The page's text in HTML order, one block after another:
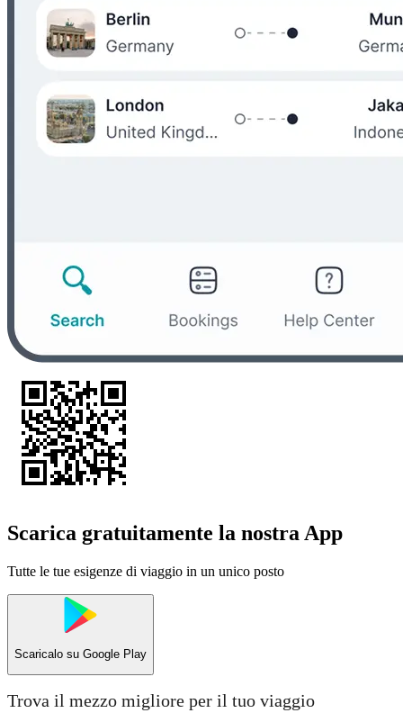
Scarica gratuitamente la nostra App
Tutte le tue esigenze di viaggio in un unico posto
Scaricalo su Google Play
Trova il mezzo migliore per il tuo viaggio